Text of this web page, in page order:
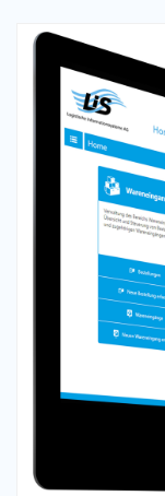
Empresa
Empleo
Referencias
Contáctenos